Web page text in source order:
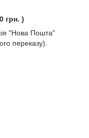
грн. )
"Нова Пошта"
переказу).